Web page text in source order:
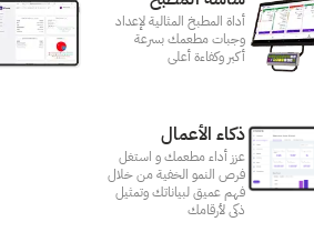
أداة المطبخ المثالية لإعداد
وجبات مطعمك بسرعة
أكبر وكفاءة أعلى
ذكاء الأعمال
عزز أداء مطعمك و استغل
فرص النمو الخفية من خلال
فهم عميق لبياناتك وتمثيل
ذكى لأرقامك